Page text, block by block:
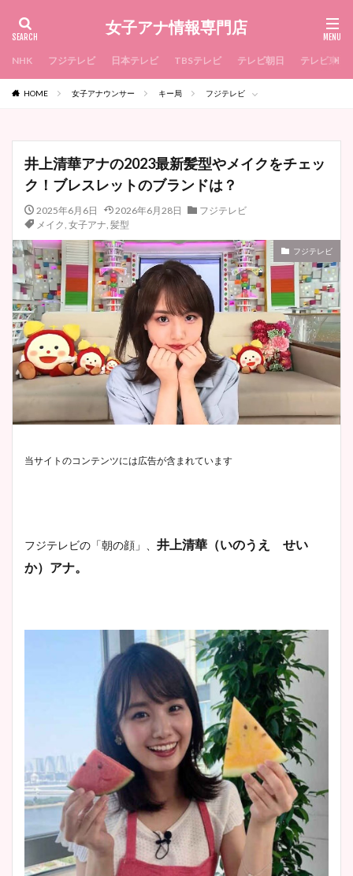
女子アナ情報専門店
NHK フジテレビ 日本テレビ TBSテレビ テレビ朝日 テレビ東京
HOME 女子アナウンサー キー局 フジテレビ
井上清華アナの2023最新髪型やメイクをチェッ
ク！ブレスレットのブランドは？
2025年6月6日 2026年6月28日
フジテレビ
メイク, 女子アナ, 髪型
フジテレビ
当サイトのコンテンツには広告が含まれています
フジテレビの「朝の顔」、 井上清華（いのうえ せい
か）アナ。